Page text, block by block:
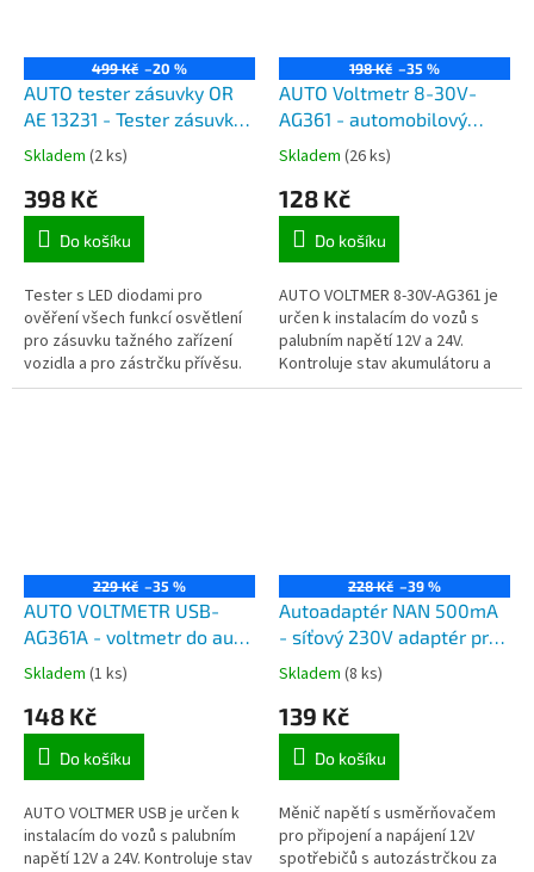
499 Kč –20 %
AUTO tester zásuvky OR
AE 13231 - Tester zásuvky
přívěsu 7 pinů a 13 pinů
Skladem (2 ks)
398 Kč
Do košíku
Tester s LED diodami pro
ověření všech funkcí osvětlení
pro zásuvku tažného zařízení
vozidla a pro zástrčku přívěsu.
198 Kč –35 %
AUTO Voltmetr 8-30V-
AG361 - automobilový
voltmetr do
autozapalovače 12V
Skladem (26 ks)
128 Kč
Do košíku
AUTO VOLTMER 8-30V-AG361 je
určen k instalacím do vozů s
palubním napětí 12V a 24V.
Kontroluje stav akumulátoru a
správnost dobíjení alternátoru.
229 Kč –35 %
AUTO VOLTMETR USB-
AG361A - voltmetr do auta
s nabíječkou USB
(5V/2,1A), rozsah měření
8-30V
Skladem (1 ks)
148 Kč
Do košíku
AUTO VOLTMER USB je určen k
instalacím do vozů s palubním
napětí 12V a 24V. Kontroluje stav
228 Kč –39 %
Autoadaptér NAN 500mA
- síťový 230V adaptér pro
12V spotřebiče s
autokonektorem, max
500mA, 6W
Skladem (8 ks)
139 Kč
Do košíku
Měnič napětí s usměrňovačem
pro připojení a napájení 12V
spotřebičů s autozástrčkou za